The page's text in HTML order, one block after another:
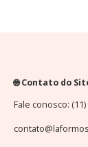
🌐 Contato do
Fale conosco: